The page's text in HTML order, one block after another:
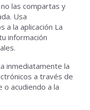
las compartas y
Usa
a la aplicación La
información
inmediatamente la
a través de
o acudiendo a la